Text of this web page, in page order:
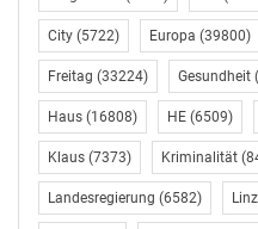
gemeinsame Einsatz für
ist uns dabei ein zentrales
abschließend zum
Die Österreichische
50.000 Mitgliedern die
junge Bäuerinnen und
(Schluss)
City (5722) Europa (39800)
Freitag (33224) Gesundheit
Haus (16808) HE (6509)
Klaus (7373) Kriminalität
Landesregierung (6582) Linz